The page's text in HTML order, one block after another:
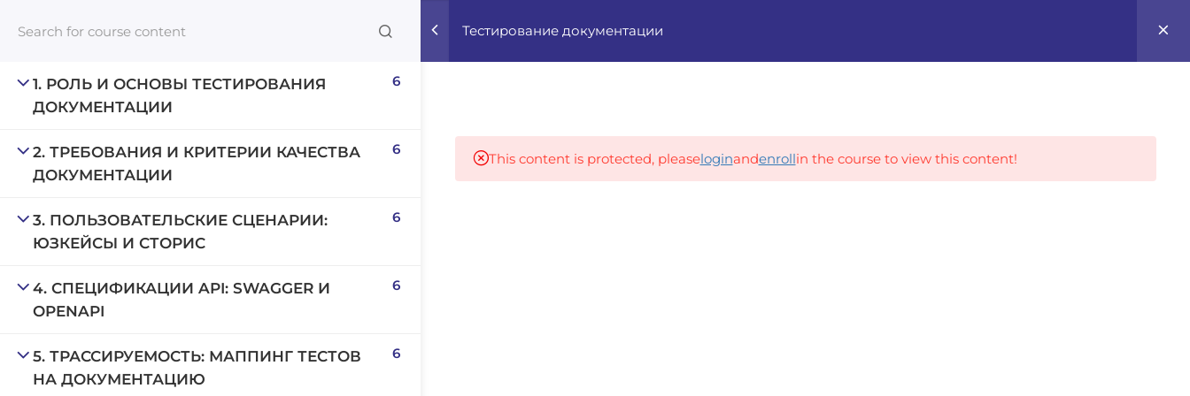
Home Courses
Тестирование документации
1. РОЛЬ И ОСНОВЫ ТЕСТИРОВАНИЯ
ДОКУМЕНТАЦИИ
6
2. ТРЕБОВАНИЯ И КРИТЕРИИ КАЧЕСТВА
ДОКУМЕНТАЦИИ
6
3. ПОЛЬЗОВАТЕЛЬСКИЕ СЦЕНАРИИ:
ЮЗКЕЙСЫ И СТОРИС
6
4. СПЕЦИФИКАЦИИ API: SWAGGER И
OPENAPI
6
5. ТРАССИРУЕМОСТЬ: МАППИНГ ТЕСТОВ
НА ДОКУМЕНТАЦИЮ
6
This content is protected, pleaseloginandenrollin the course to view this content!
using AI to make education affordable
Linkedin
For companies
Career Advisor
Our partners